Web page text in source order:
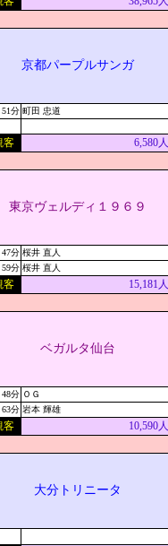
京都パープルサンガ
51分 町田 忠道
客
6,580人
東京ヴェルディ１９６９
47分 桜井 直人
59分 桜井 直人
客
15,181人
ベガルタ仙台
48分 ＯＧ
63分 岩本 輝雄
客
10,590人
大分トリニータ